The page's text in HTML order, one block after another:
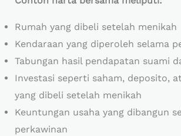
Rumah yang dibeli setelah menikah
Kendaraan yang diperoleh selama
Tabungan hasil pendapatan suami
Investasi seperti saham, deposito,
yang dibeli setelah menikah
Keuntungan usaha yang dibangun
perkawinan